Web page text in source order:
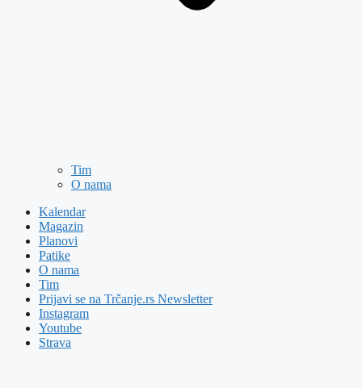
Tim
O nama
Kalendar
Magazin
Planovi
Patike
O nama
Tim
Prijavi se na Trčanje.rs Newsletter
Instagram
Youtube
Strava